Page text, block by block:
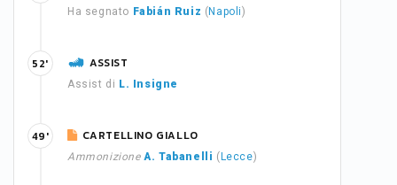
Ha segnato Fabián Ruiz ( Napoli)
ASSIST
Assist di L. Insigne
52'
CARTELLINO GIALLO
Ammonizione A. Tabanelli ( Lecce)
49'